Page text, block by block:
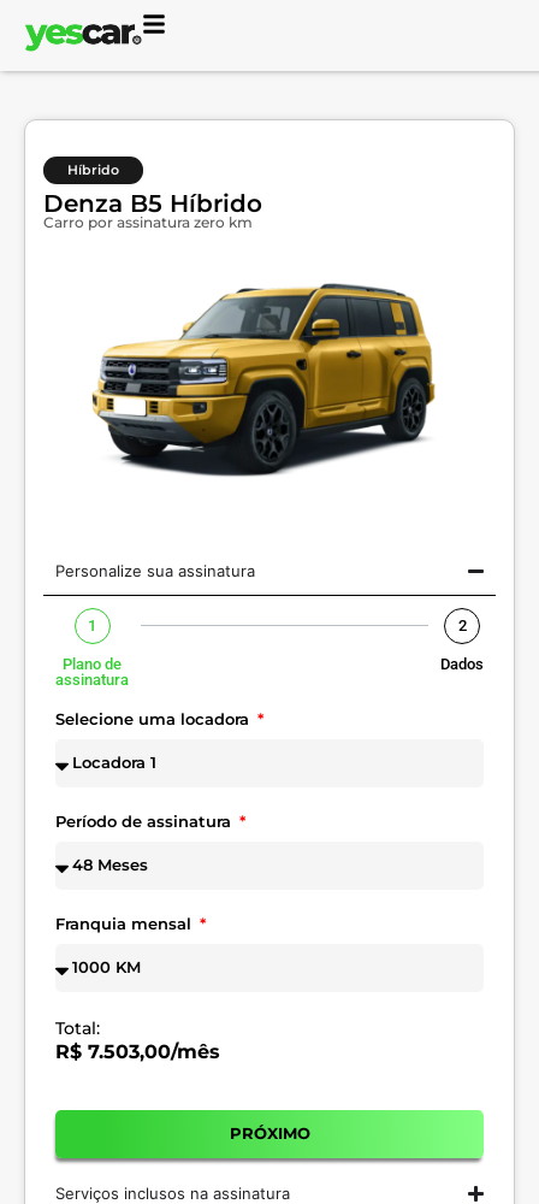
Híbrido
Denza B5 Híbrido
Carro por assinatura zero km
Personalize sua assinatura
1
Plano de
assinatura
2
Dados
Selecione uma locadora
Período de assinatura
Franquia mensal
Total:
R$ 7.503,00/mês
PRÓXIMO
Serviços inclusos na assinatura